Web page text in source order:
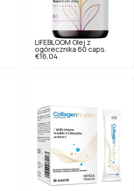
LIFEBLOOM Olej z
ogórecznika 60 caps.
€16,04